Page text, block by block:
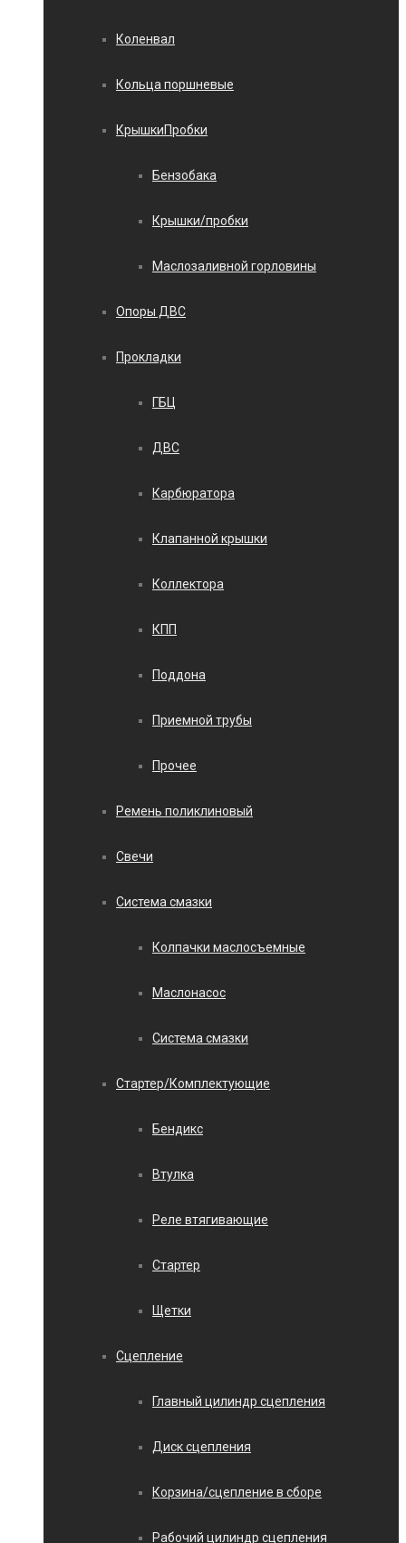
Коленвал
Кольца поршневые
КрышкиПробки
Бензобака
Крышки/пробки
Маслозаливной горловины
Опоры ДВС
Прокладки
ГБЦ
ДВС
Карбюратора
Клапанной крышки
Коллектора
КПП
Поддона
Приемной трубы
Прочее
Ремень поликлиновый
Свечи
Система смазки
Колпачки маслосъемные
Маслонасос
Система смазки
Стартер/Комплектующие
Бендикс
Втулка
Реле втягивающие
Стартер
Щетки
Сцепление
Главный цилиндр сцепления
Диск сцепления
Корзина/сцепление в сборе
Рабочий цилиндр сцепления